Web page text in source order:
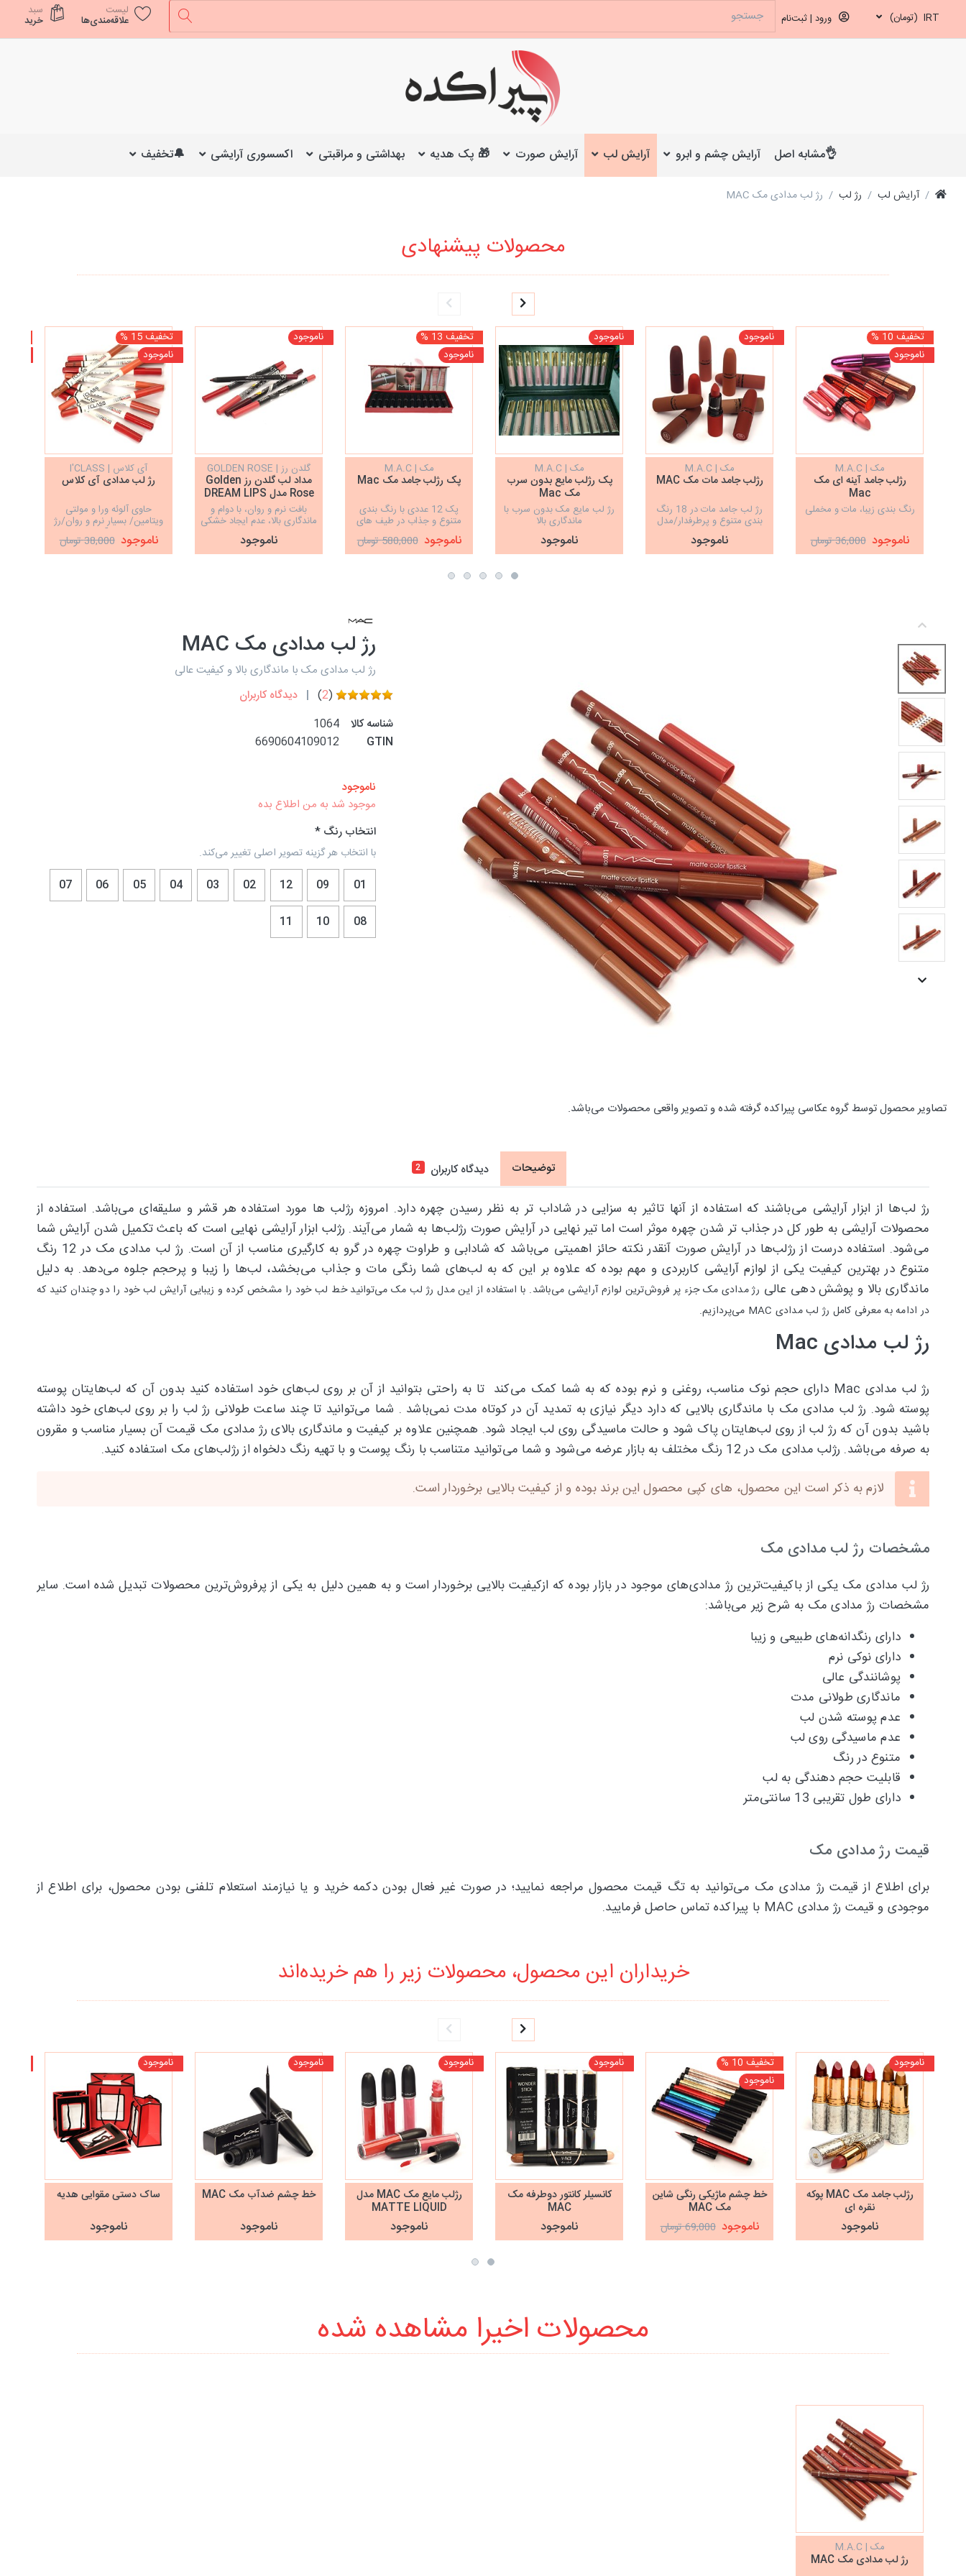
IRT (تومان) ورود | ثبت‌نام
لیست
علاقه‌مندی‌ها
سبد
خرید
👌مشابه اصل آرایش چشم و ابرو آرایش لب آرایش صورت 🎁 پک هدیه بهداشتی و مراقبتی اکسسوری آرایشی 🔔تخفیف
آرایش لب رژ لب رژ لب مدادی مک MAC
محصولات پیشنهادی
تخفیف 10 %
ناموجود
مک | M.A.C
رژلب جامد آینه ای مک
Mac
رنگ بندی زیبا، مات و مخملی
ناموجود 36,000 تومان
ناموجود
مک | M.A.C
رژلب جامد مات مک MAC
رژ لب جامد مات در 18 رنگ
بندی متنوع و پرطرفدار/مدل
WORK IT OUT
ناموجود
ناموجود
مک | M.A.C
پک رژلب مایع بدون سرب
مک Mac
رژ لب مایع مک بدون سرب با
ماندگاری بالا
ناموجود
تخفیف 13 %
ناموجود
مک | M.A.C
پک رژلب جامد مک Mac
پک 12 عددی با رنگ بندی
متنوع و جذاب در طیف های
ناموجود 580,000 تومان
ناموجود
گلدن رز | GOLDEN ROSE
مداد لب گلدن رز Golden
Rose مدل DREAM LIPS
بافت نرم و روان، با دوام و
ماندگاری بالا، عدم ایجاد خشکی
روی لب
ناموجود
تخفیف 15 %
ناموجود
آی کلاس | I'CLASS
رژ لب مدادی آی کلاس
حاوی آلوئه ورا و مولتی
ویتامین/ بسیار نرم و روان/رژ
لب مدادی ضدآب دارای تنوع
رنگی عالیناموجود 38,000 تومان
تصاویر محصول توسط گروه عکاسی پیراکده گرفته شده و تصویر واقعی محصولات می‌باشد.
رژ لب مدادی مک MAC
رژ لب مدادی مک با ماندگاری بالا و کیفیت عالی
(
2
)
دیدگاه کاربران
شناسه کالا
1064
GTIN
6690604109012
ناموجود
موجود شد به من اطلاع بده
انتخاب رنگ
با انتخاب هر گزینه تصویر اصلی تغییر می‌کند.
01
09
12
02
03
04
05
06
07
08
10
11
توضیحات دیدگاه کاربران 2
رژ لب‌ها از ابزار آرایشی می‌باشند که استفاده از آنها تاثیر به سزایی در شاداب ‌تر به نظر رسیدن چهره دارد. امروزه رژلب ها مورد استفاده هر قشر و سلیقه‌ای می‌باشد. استفاده از
محصولات آرایشی به طور کل در جذاب تر شدن چهره موثر است اما تیر نهایی در آرایش صورت رژلب‌ها به شمار می‌آیند. رژلب ابزار آرایشی نهایی است که باعث تکمیل شدن آرایش شما
می‌شود. استفاده درست از رژلب‌ها در آرایش صورت آنقدر نکته حائز اهمیتی می‌باشد که شادابی و طراوت چهره در گرو به کارگیری مناسب از آن است. رژ لب مدادی مک در 12 رنگ
متنوع در بهترین کیفیت یکی از لوازم آرایشی کاربردی و مهم بوده که علاوه بر این که به لب‌های شما رنگی مات و جذاب می‌بخشد، لب‌ها را زیبا و پرحجم جلوه می‌دهد. به دلیل
ماندگاری بالا و پوشش دهی عالی رژ مدادی مک جزء پر فروش‌ترین لوازم آرایشی می‌باشد. با استفاده از این مدل رژ لب مک می‌توانید خط لب خود را مشخص کرده و زیبایی آرایش لب خود را دو چندان کنید که
در ادامه به معرفی کامل رژ لب مدادی MAC می‌پردازیم.
رژ لب مدادی Mac
رژ لب مدادی Mac دارای حجم نوک مناسب، روغنی و نرم بوده که به شما کمک می‌کند تا به راحتی بتوانید از آن بر روی لب‌های خود استفاده کنید بدون آن که لب‌هایتان پوسته
پوسته شود. رژ لب مدادی مک با ماندگاری بالایی که دارد دیگر نیازی به تمدید آن در کوتاه مدت نمی‌باشد . شما می‌توانید تا چند ساعت طولانی رژ لب را بر روی لب‌های خود داشته
باشید بدون آن که رژ لب از روی لب‌هایتان پاک شود و حالت ماسیدگی روی لب ایجاد شود. همچنین علاوه بر کیفیت و ماندگاری بالای رژ مدادی مک قیمت آن بسیار مناسب و مقرون
به صرفه می‌باشد. رژلب مدادی مک در 12 رنگ مختلف به بازار عرضه می‌شود و شما می‌توانید متناسب با رنگ پوست و با تهیه رنگ دلخواه از رژلب‌های مک استفاده کنید.
لازم به ذکر است این محصول، های کپی محصول این برند بوده و از کیفیت بالایی برخوردار است.
مشخصات رژ لب مدادی مک
رژ لب مدادی مک یکی از باکیفیت‌ترین رژ مدادی‌های موجود در بازار بوده که ازکیفیت بالایی برخوردار است و به همین دلیل به یکی از پرفروش‌ترین محصولات تبدیل شده است. سایر
مشخصات رژ مدادی مک به شرح زیر می‌باشد:
دارای رنگدانه‌های طبیعی و زیبا
دارای نوکی نرم
پوشانندگی عالی
ماندگاری طولانی مدت
عدم پوسته شدن لب
عدم ماسیدگی روی لب
متنوع در رنگ
قابلیت حجم دهندگی به لب
دارای طول تقریبی 13 سانتی‌متر
قیمت رژ مدادی مک
برای اطلاع از قیمت رژ مدادی مک می‌توانید به تگ قیمت محصول مراجعه نمایید؛ در صورت غیر فعال بودن دکمه خرید و یا نیازمند استعلام تلفنی بودن محصول، برای اطلاع از
موجودی و قیمت رژ مدادی MAC با پیراکده تماس حاصل فرمایید.
خریداران این محصول، محصولات زیر را هم خریده‌اند
ناموجود
رژلب جامد مک MAC پوکه
نقره ای
ناموجود
تخفیف 10 %
ناموجود
خط چشم ماژیکی رنگی شاین
مک MAC
ناموجود 69,000 تومان
ناموجود
کانسیلر کانتور دوطرفه مک
MAC
ناموجود
ناموجود
رژلب مایع مک MAC مدل
MATTE LIQUID
ناموجود
ناموجود
خط چشم ضدآب مک MAC
ناموجود
ناموجود
ساک دستی مقوایی هدیه
ناموجود
محصولات اخیرا مشاهده شده
مک | M.A.C
رژ لب مدادی مک MAC